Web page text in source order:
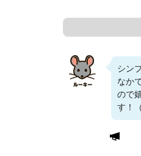
シン
なか
ので
す！